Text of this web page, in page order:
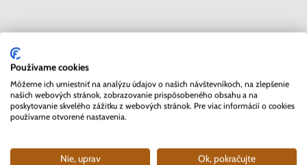
Používame cookies
Môžeme ich umiestniť na analýzu údajov o našich návštevníkoch, na zlepšenie
našich webových stránok, zobrazovanie prispôsobeného obsahu a na
poskytovanie skvelého zážitku z webových stránok. Pre viac informácií o cookies
používame otvorené nastavenia.
Nie, uprav Ok, pokračujte